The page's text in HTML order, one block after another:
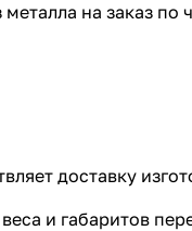
на заказ по
доставку
и габаритов